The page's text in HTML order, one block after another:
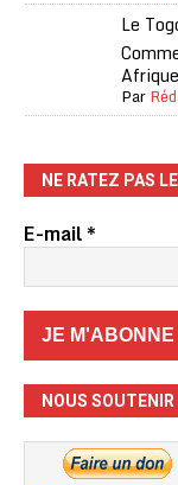
Le
Par
NE RATEZ PAS
E-mail*
NOUS SOUTENIR